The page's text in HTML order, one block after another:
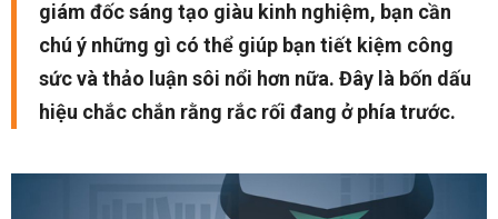
giám đốc sáng tạo giàu kinh nghiệm, bạn cần
chú ý những gì có thể giúp bạn tiết kiệm công
sức và thảo luận sôi nổi hơn nữa. Đây là bốn dấu
hiệu chắc chắn rằng rắc rối đang ở phía trước.